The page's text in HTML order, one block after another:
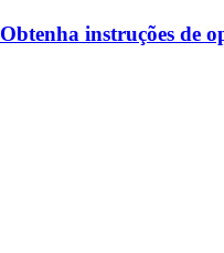
Obtenha instruções de